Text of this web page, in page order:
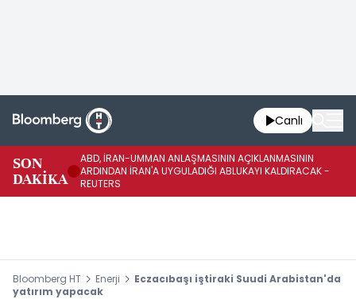
Canlı
SON
DAKİKA
ABD, İRAN-UMMAN ANLAŞMASININ AÇIKLANMASININ
ARDINDAN İRAN'A UYGULADIĞI ABLUKAYI KALDIRACAK -
REUTERS
Bloomberg HT Enerji
Eczacıbaşı iştiraki Suudi Arabistan'da
yatırım yapacak